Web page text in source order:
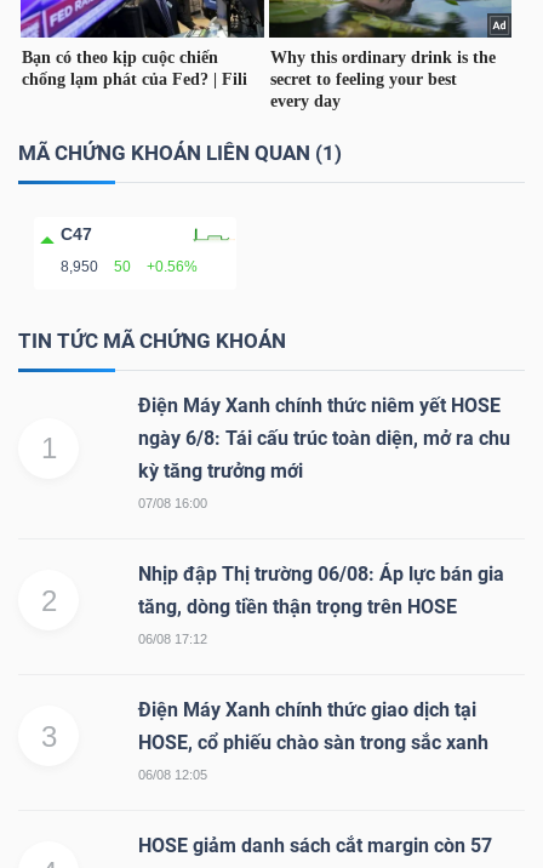
MÃ CHỨNG KHOÁN LIÊN QUAN (1)
C47
8,950 50 +0.56%
TIN TỨC MÃ CHỨNG KHOÁN
1
Điện Máy Xanh chính thức niêm yết HOSE
ngày 6/8: Tái cấu trúc toàn diện, mở ra chu
kỳ tăng trưởng mới
07/08 16:00
2
Nhịp đập Thị trường 06/08: Áp lực bán gia
tăng, dòng tiền thận trọng trên HOSE
06/08 17:12
3
Điện Máy Xanh chính thức giao dịch tại
HOSE, cổ phiếu chào sàn trong sắc xanh
06/08 12:05
HOSE giảm danh sách cắt margin còn 57
NĂNG
NGUYÊN
VẬT
NGHIỆP
TIÊU